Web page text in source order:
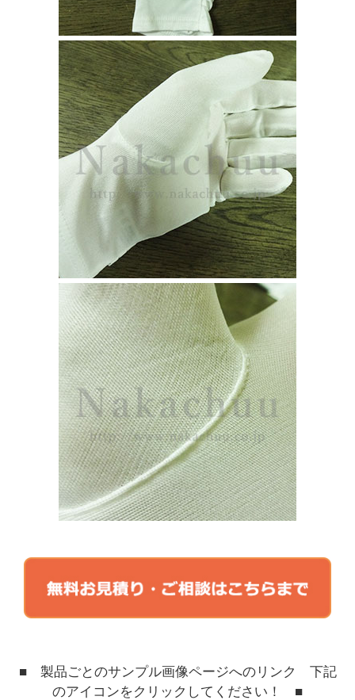
■ 製品ごとのサンプル画像ページへのリンク 下記
のアイコンをクリックしてください！ ■